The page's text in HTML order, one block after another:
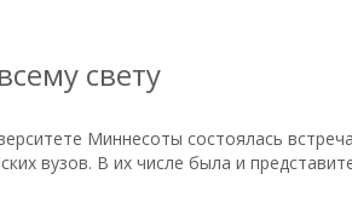
свету
Миннесоты состоялась
вузов. В их числе была и